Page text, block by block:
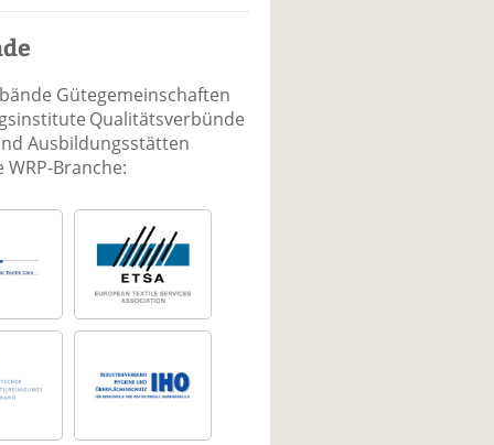
Gütegemeinschaften
Qualitätsverbünde
Ausbildungsstätten
Branche: